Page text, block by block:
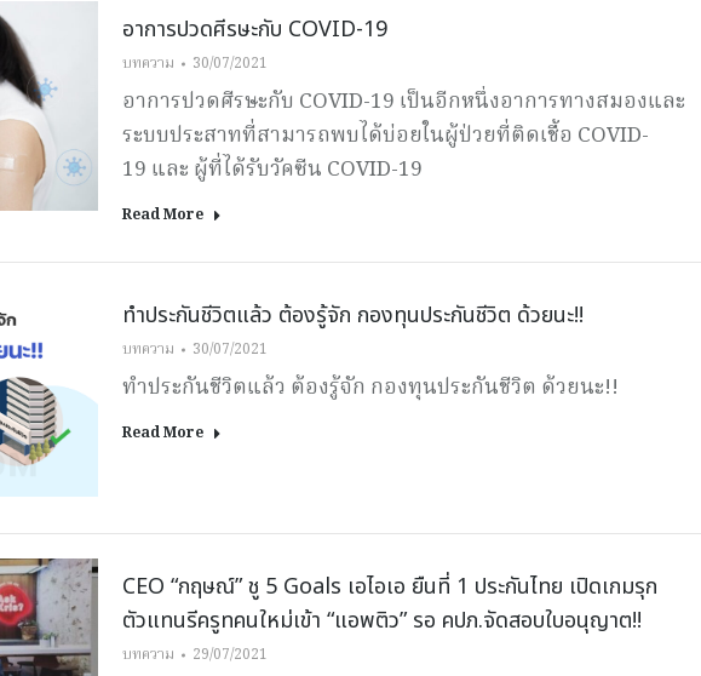
อาการปวดศีรษะกับ COVID-19
บทความ 30/07/2021
อาการปวดศีรษะกับ COVID-19 เป็นอีกหนึ่งอาการทางสมองและ
ระบบประสาทที่สามารถพบได้บ่อยในผู้ป่วยที่ติดเชื้อ COVID-
19 และ ผู้ที่ได้รับวัคซีน COVID-19
Read More
ทำประกันชีวิตแล้ว ต้องรู้จัก กองทุนประกันชีวิต ด้วยนะ!!
บทความ 30/07/2021
ทำประกันชีวิตแล้ว ต้องรู้จัก กองทุนประกันชีวิต ด้วยนะ!!
Read More
CEO “กฤษณ์” ชู 5 Goals เอไอเอ ยืนที่ 1 ประกันไทย เปิดเกมรุก
ตัวแทนรีครูทคนใหม่เข้า “แอพติว” รอ คปภ.จัดสอบใบอนุญาต!!
บทความ 29/07/2021